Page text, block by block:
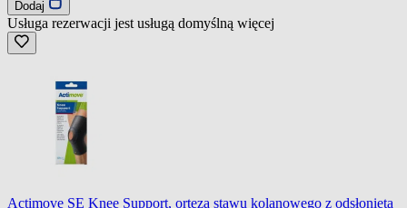
Dodaj
Usługa rezerwacji jest usługą domyślną więcej
Actimove SE Knee Support, orteza stawu kolanowego z odsłoniętą